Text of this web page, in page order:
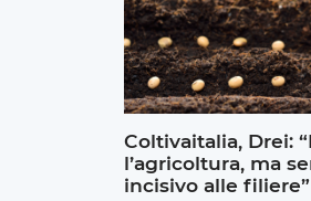
Coltivaitalia, Drei:
l’agricoltura, ma
incisivo alle filiere”